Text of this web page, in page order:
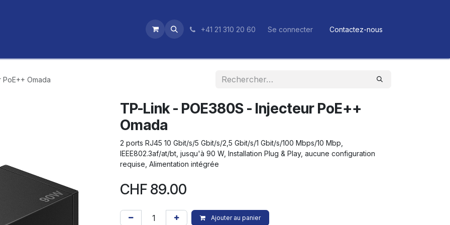
+41 21 310 20 60 Se connecter Contactez-nous
Omada
TP-Link - POE380S - Injecteur PoE++
Omada
2 ports RJ45 10 Gbit/s/5 Gbit/s/2,5 Gbit/s/1 Gbit/s/100 Mbps/10 Mbp,
IEEE802.3af/at/bt, jusqu'à 90 W, Installation Plug & Play, aucune configuration
requise, Alimentation intégrée
CHF 89.00
Ajouter au panier